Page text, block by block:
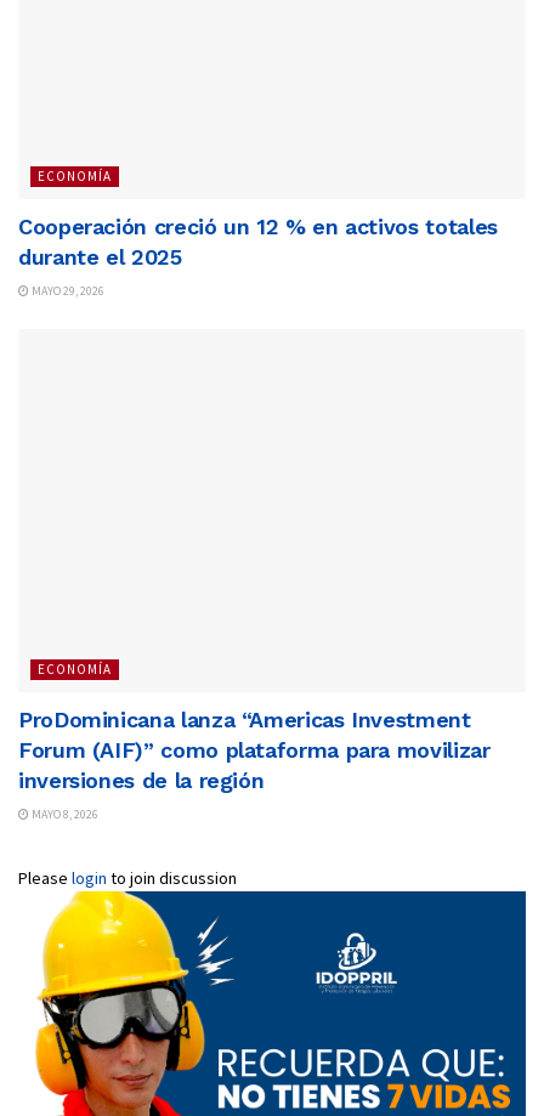
ECONOMÍA
Cooperación creció un 12 % en activos totales
durante el 2025
MAYO 29, 2026
ECONOMÍA
ProDominicana lanza “Americas Investment
Forum (AIF)” como plataforma para movilizar
inversiones de la región
MAYO 8, 2026
Please login to join discussion